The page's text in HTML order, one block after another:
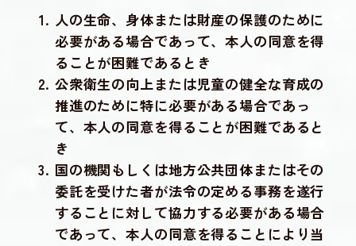
人の生命、身体または財産の保護のために
必要がある場合であって、本人の同意を得
ることが困難であるとき
公衆衛生の向上または児童の健全な育成の
推進のために特に必要がある場合であっ
て、本人の同意を得ることが困難であると
き
国の機関もしくは地方公共団体またはその
委託を受けた者が法令の定める事務を遂行
することに対して協力する必要がある場合
であって、本人の同意を得ることにより当